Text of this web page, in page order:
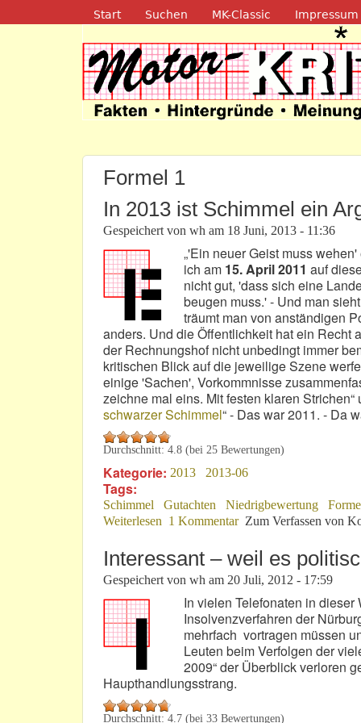
Navigation
Start Suchen MK-Classic Impressum
Motor-
Formel 1
In 2013 ist Schimmel ein
Gespeichert von wh am 18 Juni, 2013 - 11:36
„'Ein neuer Geist muss
ich am 15. April 2011 auf
nicht gut, 'dass sich eine
beugen muss.' - Und man
träumt man von anständigen
anders. Und die Öffentlichkeit hat ein Recht
der Rechnungshof nicht unbedingt immer
kritischen Blick auf die jeweilige Szene
einige 'Sachen', Vorkommnisse
zeichne mal eins. Mit festen klaren Strichen“
schwarzer Schimmel“ - Das war 2011. - Da
Durchschnitt: 4.8 (bei 25 Bewertungen)
Kategorie: 2013 2013-06
Tags:
Schimmel Gutachten Niedrigbewertung
Weiterlesen über In 2013 ist Schimmel ein
1 Kommentar Zum Verfassen von
Interessant – weil es
Gespeichert von wh am 20 Juli, 2012 - 17:59
In vielen Telefonaten in
Insolvenzverfahren der
mehrfach vortragen müssen
Leuten beim Verfolgen der
2009“ der Überblick verloren
Haupthandlungsstrang.
Durchschnitt: 4.7 (bei 33 Bewertungen)